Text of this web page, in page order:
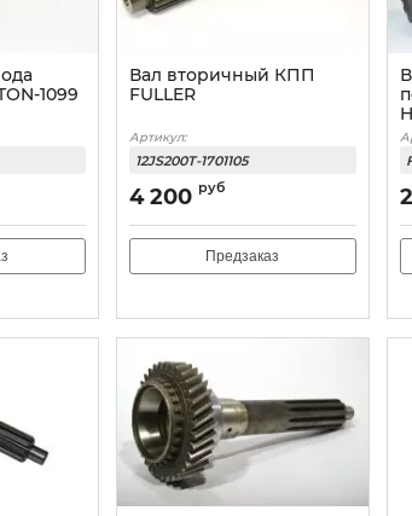
1099
Вал вторичный КПП
FULLER
Артикул:
12JS200T-1701105
4 200 руб
Предзаказ